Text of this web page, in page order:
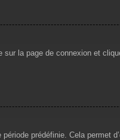
la page de connexion et
prédéfinie. Cela permet